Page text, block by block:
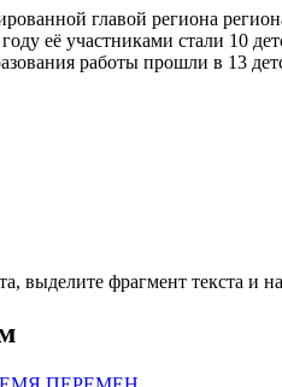
главой региона
её участниками стали 10
работы прошли в 13
выделите фрагмент текста и